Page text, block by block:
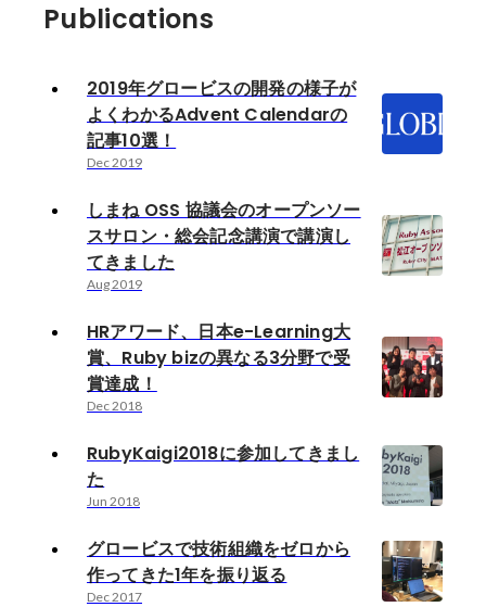
Publications
2019年グロービスの開発の様子が
よくわかるAdvent Calendarの
記事10選！
Dec 2019
しまね OSS 協議会のオープンソー
スサロン・総会記念講演で講演し
てきました
Aug 2019
HRアワード、日本e-Learning大
賞、Ruby bizの異なる3分野で受
賞達成！
Dec 2018
RubyKaigi2018に参加してきまし
た
Jun 2018
グロービスで技術組織をゼロから
作ってきた1年を振り返る
Dec 2017